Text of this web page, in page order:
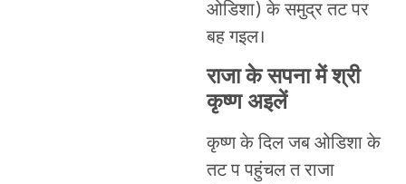
ओडिशा) के समुद्र तट पर
बह गइल।
राजा के सपना में श्री
कृष्ण अइलें
कृष्ण के दिल जब ओडिशा के
तट प पहुंचल त राजा